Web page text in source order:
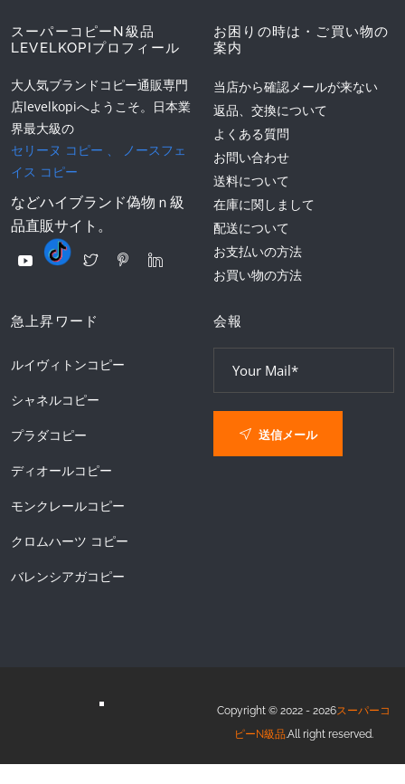
スーパーコピーN級品
LEVELKOPIプロフィール
大人気ブランドコピー通販専門
店levelkopiへようこそ。日本業
界最大級の
セリーヌ コピー 、
ノースフェ
イス コピー
などハイブランド偽物ｎ級
品直販サイト。
お困りの時は・ご買い物の
案内
当店から確認メールが来ない
返品、交換について
よくある質問
お問い合わせ
送料について
在庫に関しまして
配送について
お支払いの方法
お買い物の方法
急上昇ワード
ルイヴィトンコピー
シャネルコピー
プラダコピー
ディオールコピー
モンクレールコピー
クロムハーツ コピー
バレンシアガコピー
会報
送信メール
Copyright © 2022 - 2026スーパーコ
ピーN級品.All right reserved.